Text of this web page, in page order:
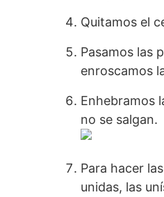
Quitamos el
Pasamos las
enroscamos
Enhebramos
no se salgan.
Para hacer
unidas, las